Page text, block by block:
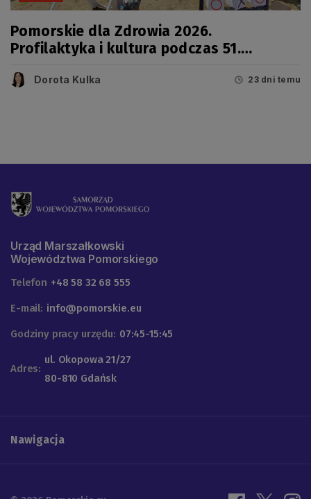
Pomorskie dla Zdrowia 2026.
Profilaktyka i kultura podczas 51.
Dorota Kulka 23 dni temu
Urząd Marszałkowski
Województwa Pomorskiego
Telefon +48 58 32 68 555
E-mail: info@pomorskie.eu
Godziny pracy urzędu: 07:45-15:45
Adres:
ul. Okopowa 21/27
80-810 Gdańsk
Nawigacja